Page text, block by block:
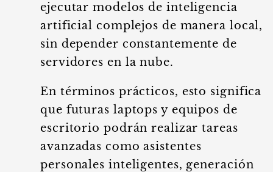
ejecutar modelos de inteligencia
artificial complejos de manera local,
sin depender constantemente de
servidores en la nube.
En términos prácticos, esto significa
que futuras laptops y equipos de
escritorio podrán realizar tareas
avanzadas como asistentes
personales inteligentes, generación